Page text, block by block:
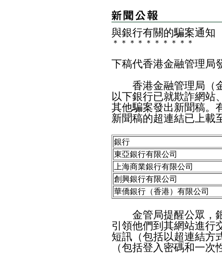
與銀行有關的騙案通知
＊ ＊ ＊ ＊ ＊ ＊ ＊ ＊ ＊ ＊
下稿代香港金融管理局
香港金融管理局（金
以下銀行已就欺詐網站
其他騙案發出新聞稿。
新聞稿的超連結已上載
銀行
東亞銀行有限公司
上海商業銀行有限公司
創興銀行有限公司
華僑銀行（香港）有限公司
金管局提醒公眾，銀
引領他們到其網站進行
短訊（包括以超連結方
（包括登入密碼和一次